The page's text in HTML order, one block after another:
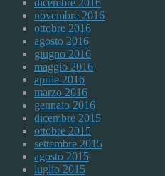
dicembre 2016
novembre 2016
ottobre 2016
agosto 2016
giugno 2016
maggio 2016
aprile 2016
marzo 2016
gennaio 2016
dicembre 2015
ottobre 2015
settembre 2015
agosto 2015
luglio 2015